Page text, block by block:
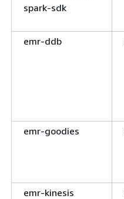
spark-sdk
emr-ddb
emr-goodies
emr-kinesis